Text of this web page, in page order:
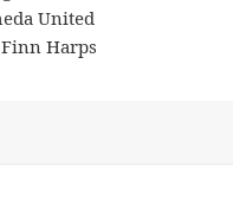
United
Harps